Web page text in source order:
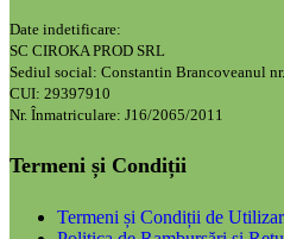
Date indetificare:
SC CIROKA PROD SRL
Sediul social: Constantin Brancoveanul
CUI: 29397910
Nr. Înmatriculare: J16/2065/2011
Termeni și Condiții
Termeni și Condiții de